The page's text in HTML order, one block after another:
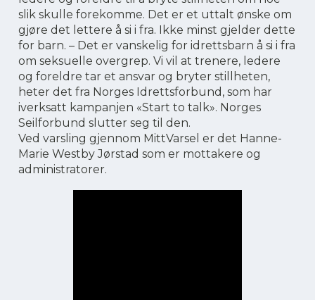
slik skulle forekomme. Det er et uttalt ønske om
gjøre det lettere å si i fra. Ikke minst gjelder dette
for barn. – Det er vanskelig for idrettsbarn å si i fra
om seksuelle overgrep. Vi vil at trenere, ledere
og foreldre tar et ansvar og bryter stillheten,
heter det fra Norges Idrettsforbund, som har
iverksatt kampanjen «Start to talk». Norges
Seilforbund slutter seg til den.
Ved varsling gjennom MittVarsel er det Hanne-
Marie Westby Jørstad som er mottakere og
administratorer.